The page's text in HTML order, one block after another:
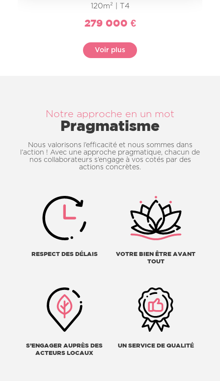
120m² | T4
279 000 €
Voir plus
Notre approche en un mot
Pragmatisme
Nous valorisons l’efficacité et nous sommes dans
l’action ! Avec une approche pragmatique, chacun de
nos collaborateurs s’engage à vos cotés par des
actions concrètes.
RESPECT DES DÉLAIS
VOTRE BIEN ÊTRE AVANT
TOUT
S’ENGAGER AUPRÈS DES
ACTEURS LOCAUX
UN SERVICE DE QUALITÉ